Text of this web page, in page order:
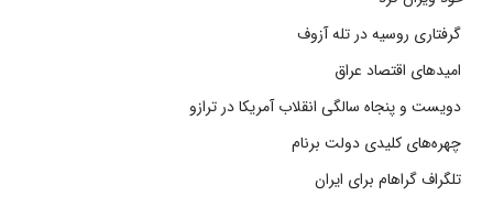
گرفتاری روسیه در تله آزوف
امیدهای اقتصاد عراق
دویست و پنجاه سالگی انقلاب آمریکا در ترازو
چهره‌های کلیدی دولت برنام
تلگراف گراهام برای ایران